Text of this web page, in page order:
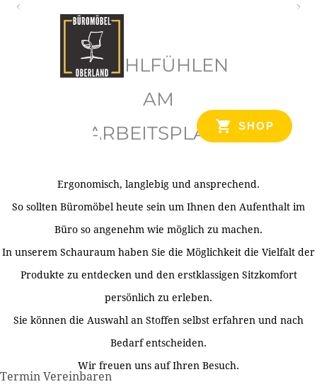
SHOP
WOHLFÜHLEN
AM
ARBEITSPLATZ
Ergonomisch, langlebig und ansprechend.
So sollten Büromöbel heute sein um Ihnen den Aufenthalt im
Büro so angenehm wie möglich zu machen.
In unserem Schauraum haben Sie die Möglichkeit die Vielfalt der
Produkte zu entdecken und den erstklassigen Sitzkomfort
persönlich zu erleben.
Sie können die Auswahl an Stoffen selbst erfahren und nach
Bedarf entscheiden.
Wir freuen uns auf Ihren Besuch.
Termin Vereinbaren